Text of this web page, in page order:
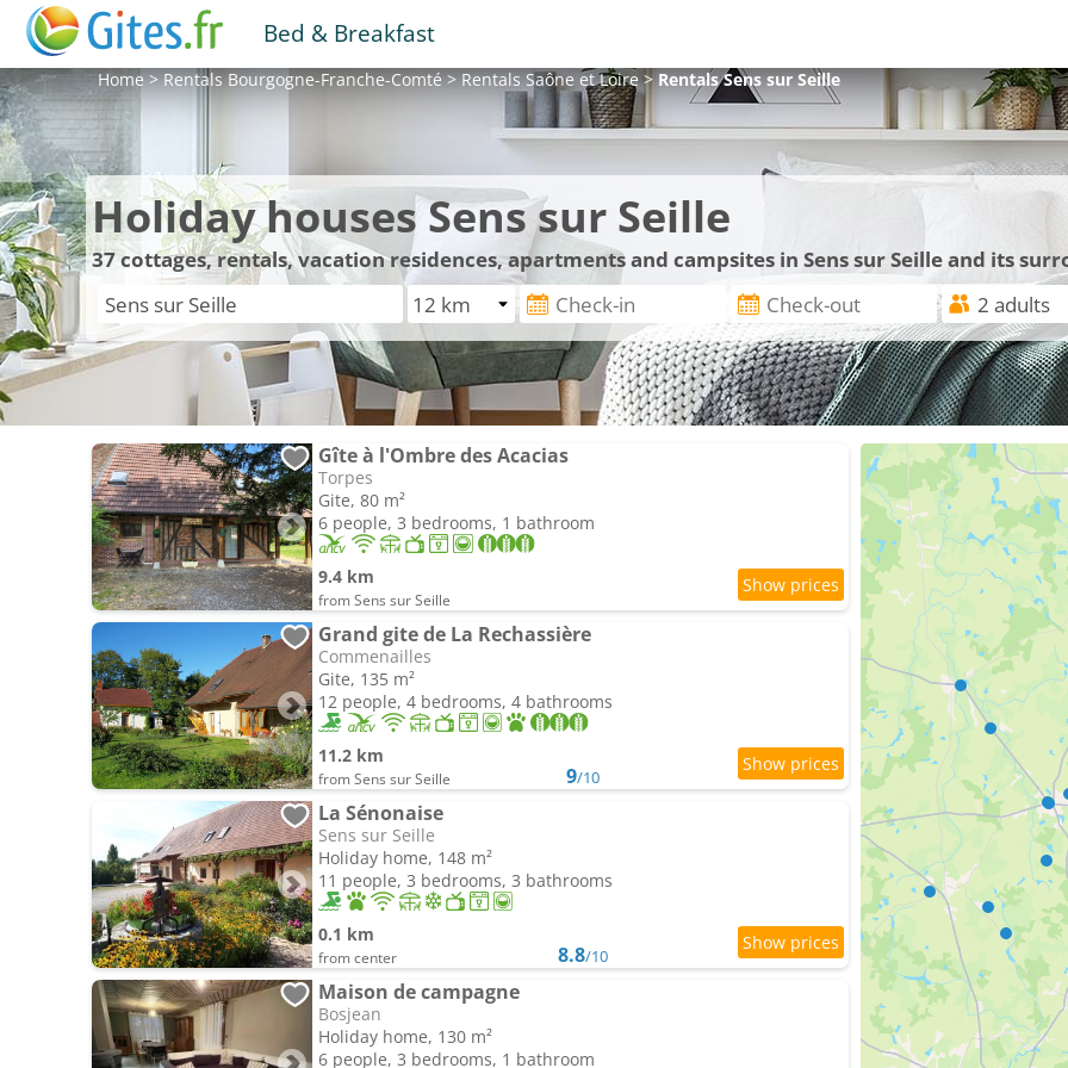
Bed & Breakfast
Home>RentalsBourgogne-Franche-Comté>RentalsSaône et Loire>RentalsSens sur Seille
Holiday houses Sens sur Seille
37cottages, rentals, vacation residences, apartments and campsites in Sens sur Seille and its
Gîte à l'Ombre des Acacias
Torpes
Gite, 80 m²
6 people, 3 bedrooms, 1 bathroom
9.4 km
from Sens sur Seille
Grand gite de La Rechassière
Commenailles
Gite, 135 m²
12 people, 4 bedrooms, 4 bathrooms
11.2 km
from Sens sur Seille 9/10
La Sénonaise
Sens sur Seille
Holiday home, 148 m²
11 people, 3 bedrooms, 3 bathrooms
0.1 km
from center 8.8/10
Maison de campagne
Bosjean
Holiday home, 130 m²
6 people, 3 bedrooms, 1 bathroom